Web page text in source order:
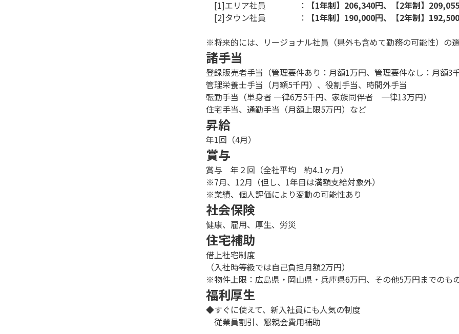
[1]エリア社員 ：
【1年制】206,340円、【2年制】
[2]タウン社員 ：
【1年制】190,000円、【2年制】
※将来的には、リージョナル社員（県外も含めて勤務の可能性）の
諸手当
登録販売者手当（管理要件あり：月額1万円、管理要件なし：月額3
管理栄養士手当（月額5千円）、役割手当、時間外手当
転勤手当（単身者 一律6万5千円、家族同伴者 一律13万円）
住宅手当、通勤手当（月額上限5万円）など
昇給
年1回（4月）
賞与
賞与 年２回（全社平均 約4.1ヶ月）
※7月、12月（但し、1年目は満額支給対象外）
※業績、個人評価により変動の可能性あり
社会保険
健康、雇用、厚生、労災
住宅補助
借上社宅制度
（入社時等級では自己負担月額2万円）
※物件上限：広島県・岡山県・兵庫県6万円、その他5万円までのも
福利厚生
◆すぐに使えて、新入社員にも人気の制度
従業員割引、懇親会費用補助